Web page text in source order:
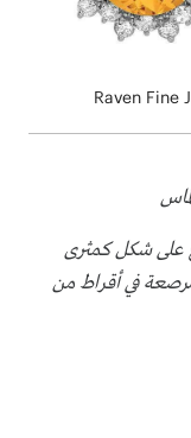
على شكل كمثرى
في أقراط من